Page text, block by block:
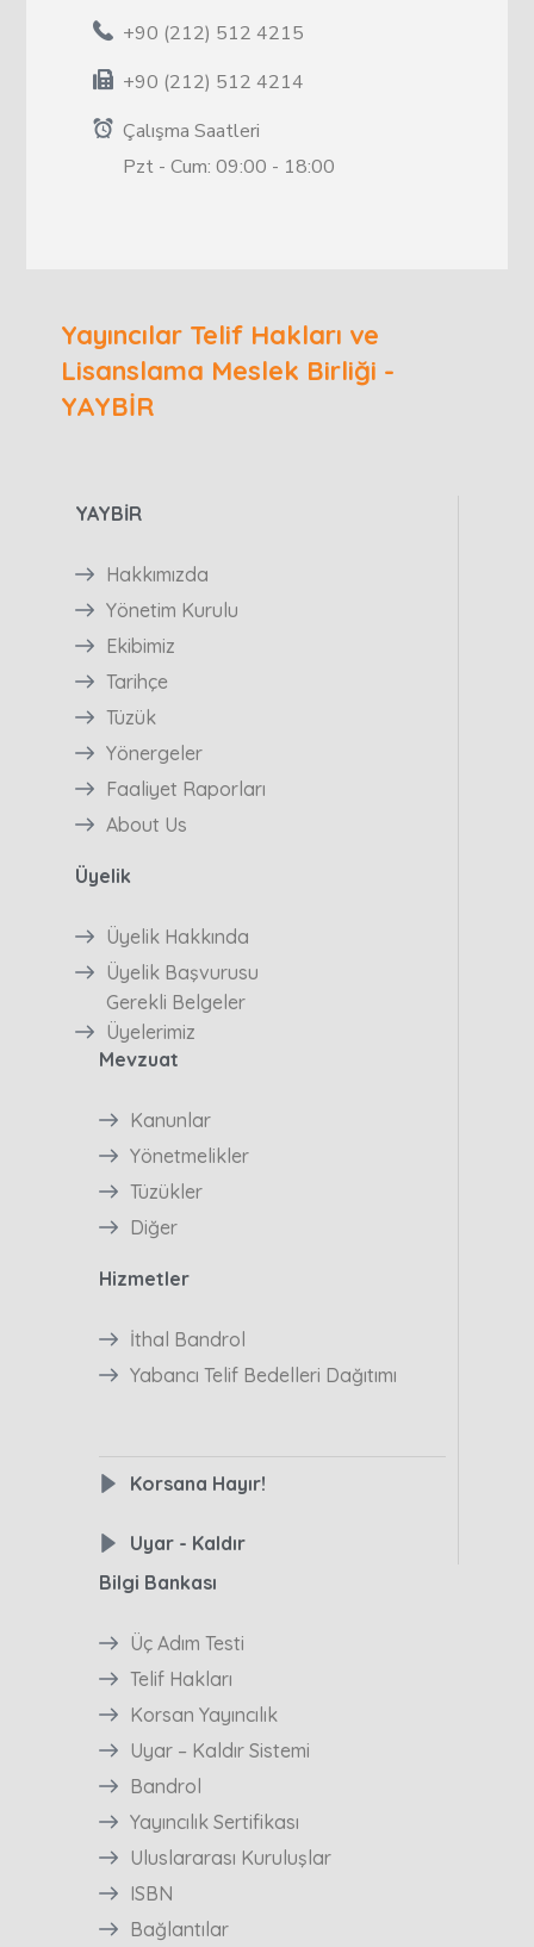
+90 (212) 512 4215
+90 (212) 512 4214
Çalışma Saatleri
Pzt - Cum: 09:00 - 18:00
Yayıncılar Telif Hakları ve
Lisanslama Meslek Birliği -
YAYBİR
YAYBİR
Hakkımızda
Yönetim Kurulu
Ekibimiz
Tarihçe
Tüzük
Yönergeler
Faaliyet Raporları
About Us
Üyelik
Üyelik Hakkında
Üyelik Başvurusu
Gerekli Belgeler
Üyelerimiz
Mevzuat
Kanunlar
Yönetmelikler
Tüzükler
Diğer
Hizmetler
İthal Bandrol
Yabancı Telif Bedelleri Dağıtımı
Korsana Hayır!
Uyar - Kaldır
Bilgi Bankası
Üç Adım Testi
Telif Hakları
Korsan Yayıncılık
Uyar – Kaldır Sistemi
Bandrol
Yayıncılık Sertifikası
Uluslararası Kuruluşlar
ISBN
Bağlantılar